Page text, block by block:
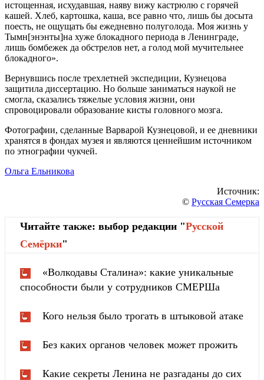
истощенная, исхудавшая, наяву вижу кастрюлю с горячей
кашей. Хлеб, картошка, каша, все равно что, лишь бы досыта
поесть, не ощущать бы ежедневно полуголода. Моя жизнь у
Тымн[энэнты]на хуже блокадного периода в Ленинграде,
лишь бомбежек да обстрелов нет, а голод мой мучительнее
блокадного».
Вернувшись после трехлетней экспедиции, Кузнецова
защитила диссертацию. Но больше заниматься наукой не
смогла, сказались тяжелые условия жизни, они
спровоцировали образование кисты головного мозга.
Фотографии, сделанные Варварой Кузнецовой, и ее дневники
хранятся в фондах музея и являются ценнейшим источником
по этнографии чукчей.
Ольга Ельникова
Источник:
© Русская Семерка
Читайте также: выбор редакции "Русской
Cемёрки"
«Волкодавы Сталина»: какие уникальные
способности были у сотрудников СМЕРШа
Кого нельзя было трогать в штыковой атаке
Без каких органов человек может прожить
Какие секреты Ленина не разгаданы до сих